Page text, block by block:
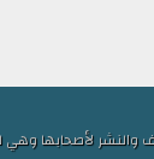
لأصحابها وهي